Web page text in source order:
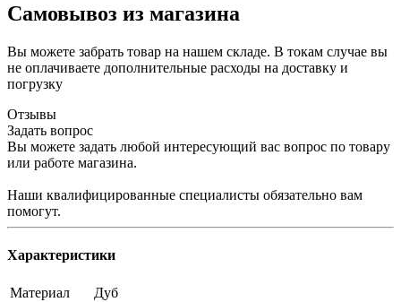
Самовывоз из магазина
Вы можете забрать товар на нашем складе. В токам случае вы
не оплачиваете дополнительные расходы на доставку и
погрузку
Отзывы
Задать вопрос
Вы можете задать любой интересующий вас вопрос по товару
или работе магазина.
Наши квалифицированные специалисты обязательно вам
помогут.
Характеристики
Материал
Дуб